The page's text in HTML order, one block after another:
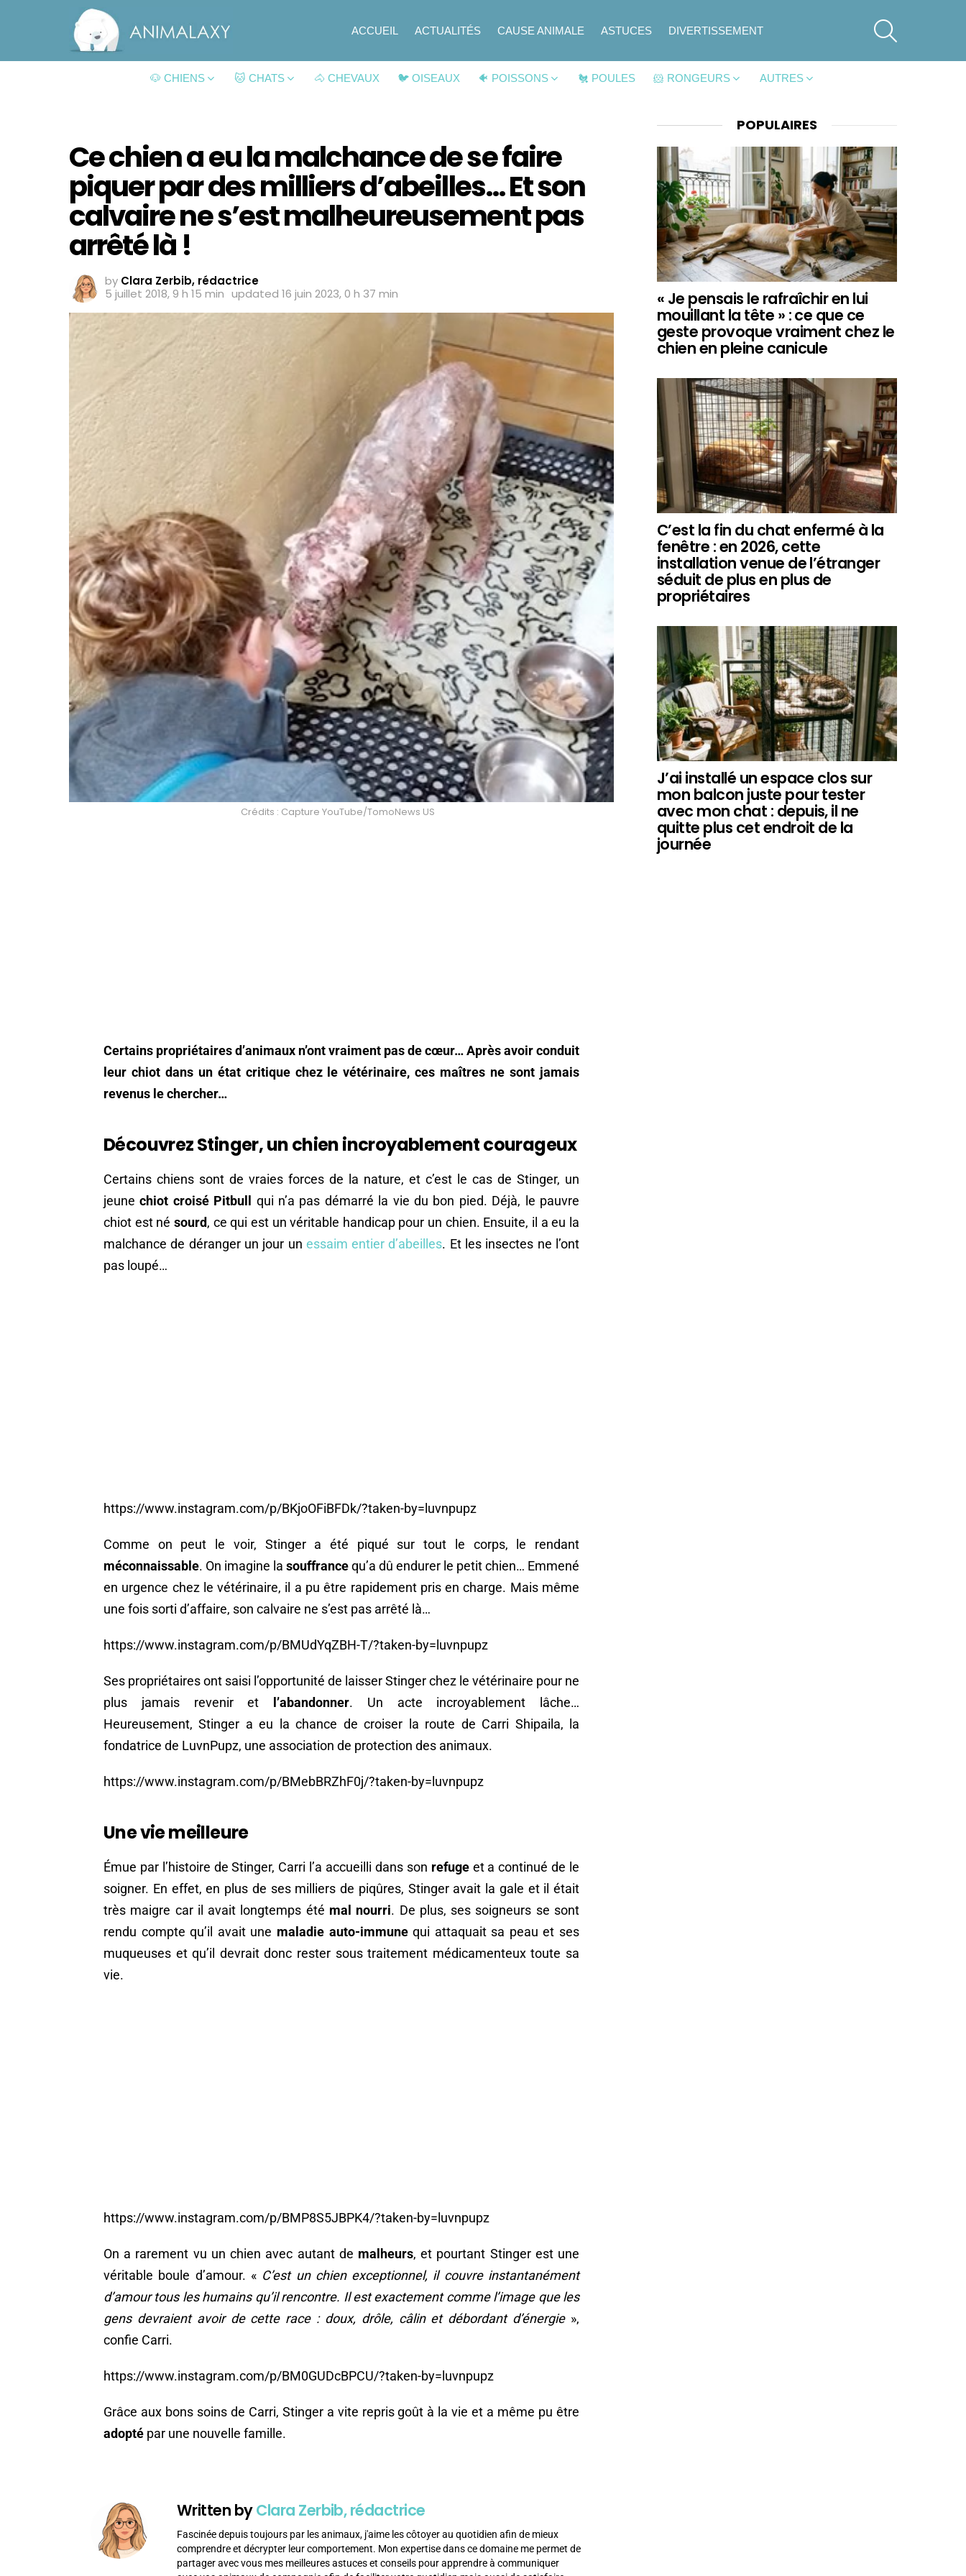
ACCUEIL ACTUALITÉS CAUSE ANIMALE ASTUCES DIVERTISSEMENT
🐶 CHIENS 🐱 CHATS 🐴 CHEVAUX 🐦 OISEAUX 🐠 POISSONS 🐔 POULES 🐹 RONGEURS AUTRES
Ce chien a eu la malchance de se faire
piquer par des milliers d’abeilles… Et son
calvaire ne s’est malheureusement pas
arrêté là !
by Clara Zerbib, rédactrice
5 juillet 2018, 9 h 15 min updated 16 juin 2023, 0 h 37 min
Crédits : Capture YouTube/TomoNews US
Certains propriétaires d’animaux n’ont vraiment pas de cœur… Après avoir conduit
leur chiot dans un état critique chez le vétérinaire, ces maîtres ne sont jamais
revenus le chercher…
Découvrez Stinger, un chien incroyablement courageux
Certains chiens sont de vraies forces de la nature, et c’est le cas de Stinger, un
jeunechiot croisé Pitbull
qui n’a pas démarré la vie du bon pied. Déjà, le pauvre
chiot est né sourd, ce qui est un véritable handicap pour un chien. Ensuite, il a eu la
malchance de déranger un jour un essaim entier d’abeilles. Et les insectes ne l’ont
pas loupé…
https://www.instagram.com/p/BKjoOFiBFDk/?taken-by=luvnpupz
Comme on peut le voir, Stinger a été piqué sur tout le corps, le rendant
méconnaissable. On imagine la souffrancequ’a dû endurer le petit chien… Emmené
en urgence chez le vétérinaire, il a pu être rapidement pris en charge. Mais même
une fois sorti d’affaire, son calvaire ne s’est pas arrêté là…
https://www.instagram.com/p/BMUdYqZBH-T/?taken-by=luvnpupz
Ses propriétaires ont saisi l’opportunité de laisser Stinger chez le vétérinaire pour ne
plus jamais revenir et
l’abandonner. Un acte incroyablement lâche…
Heureusement, Stinger a eu la chance de croiser la route de Carri Shipaila, la
fondatrice de LuvnPupz, une association de protection des animaux.
https://www.instagram.com/p/BMebBRZhF0j/?taken-by=luvnpupz
Une vie meilleure
Émue par l’histoire de Stinger, Carri l’a accueilli dans son refugeet a continué de le
soigner. En effet, en plus de ses milliers de piqûres, Stinger avait la gale et il était
très maigre car il avait longtemps été mal nourri. De plus, ses soigneurs se sont
rendu compte qu’il avait une maladie auto-immunequi attaquait sa peau et ses
muqueuses et qu’il devrait donc rester sous traitement médicamenteux toute sa
vie.
https://www.instagram.com/p/BMP8S5JBPK4/?taken-by=luvnpupz
On a rarement vu un chien avec autant de malheurs, et pourtant Stinger est une
véritable boule d’amour. « C’est un chien exceptionnel, il couvre instantanément
d’amour tous les humains qu’il rencontre. Il est exactement comme l’image que les
gens devraient avoir de cette race : doux, drôle, câlin et débordant d’énergie»,
confie Carri.
https://www.instagram.com/p/BM0GUDcBPCU/?taken-by=luvnpupz
Grâce aux bons soins de Carri, Stinger a vite repris goût à la vie et a même pu être
adopté par une nouvelle famille.
Written byClara Zerbib, rédactrice
Fascinée depuis toujours par les animaux, j'aime les côtoyer au quotidien afin de mieux
comprendre et décrypter leur comportement. Mon expertise dans ce domaine me permet de
partager avec vous mes meilleures astuces et conseils pour apprendre à communiquer
POPULAIRES
« Je pensais le rafraîchir en lui
mouillant la tête » : ce que ce
geste provoque vraiment chez le
chien en pleine canicule
C’est la fin du chat enfermé à la
fenêtre : en 2026, cette
installation venue de l’étranger
séduit de plus en plus de
propriétaires
J’ai installé un espace clos sur
mon balcon juste pour tester
avec mon chat : depuis, il ne
quitte plus cet endroit de la
journée